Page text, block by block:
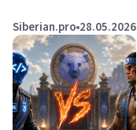
Siberian.pro 28.05.2026